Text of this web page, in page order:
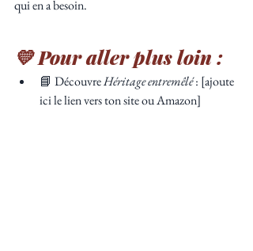
qui en a besoin.
💛 Pour aller plus loin :
📘 Découvre Héritage entremêlé : [ajoute
ici le lien vers ton site ou Amazon]